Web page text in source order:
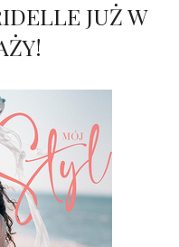
JUŻ W